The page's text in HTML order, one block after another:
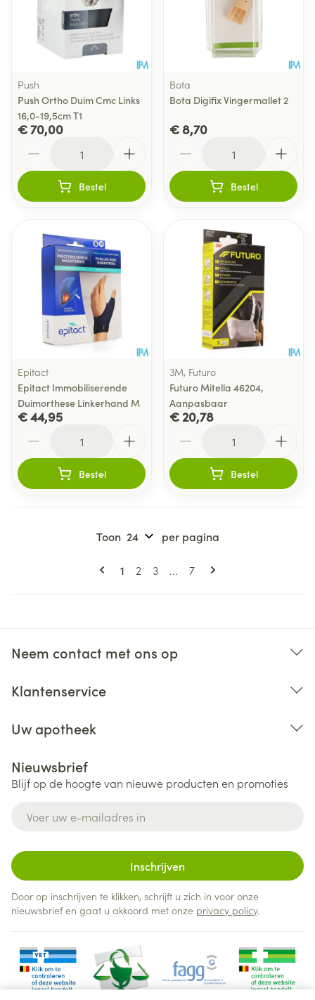
Push
Push Ortho Duim Cmc Links
16,0-19,5cm T1
€ 70,00
Bestel
Bota
Bota Digifix Vingermallet 2
€ 8,70
Bestel
Epitact
Epitact Immobiliserende
Duimorthese Linkerhand M
€ 44,95
Bestel
3M, Futuro
Futuro Mitella 46204,
Aanpasbaar
€ 20,78
Bestel
Pagina's
U lees momenteel pagina
1 Pagina
2 Pagina
3 ... Pagina
7
Toon per pagina
Neem contact met ons op
Klantenservice
Uw apotheek
Nieuwsbrief
Blijf op de hoogte van nieuwe producten en promoties
Inschrijven
Door op inschrijven te klikken, schrijft u zich in voor onze
nieuwsbrief en gaat u akkoord met onze privacy policy.